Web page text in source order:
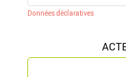
Données déclaratives